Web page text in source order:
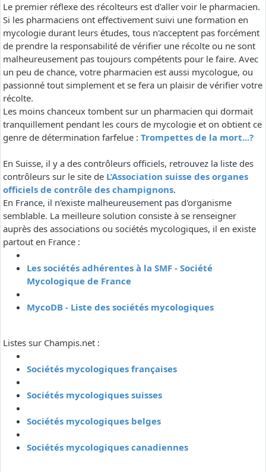
Le premier réflexe des récolteurs est d'aller voir le pharmacien.
Si les pharmaciens ont effectivement suivi une formation en
mycologie durant leurs études, tous n'acceptent pas forcément
de prendre la responsabilité de vérifier une récolte ou ne sont
malheureusement pas toujours compétents pour le faire. Avec
un peu de chance, votre pharmacien est aussi mycologue, ou
passionné tout simplement et se fera un plaisir de vérifier votre
récolte.
Les moins chanceux tombent sur un pharmacien qui dormait
tranquillement pendant les cours de mycologie et on obtient ce
genre de détermination farfelue : Trompettes de la mort...?
En Suisse, il y a des contrôleurs officiels, retrouvez la liste des
contrôleurs sur le site de L’Association suisse des organes
officiels de contrôle des champignons.
En France, il n'existe malheureusement pas d'organisme
semblable. La meilleure solution consiste à se renseigner
auprès des associations ou sociétés mycologiques, il en existe
partout en France :
Les sociétés adhérentes à la SMF - Société
Mycologique de France
MycoDB - Liste des sociétés mycologiques
Listes sur Champis.net :
Sociétés mycologiques françaises
Sociétés mycologiques suisses
Sociétés mycologiques belges
Sociétés mycologiques canadiennes